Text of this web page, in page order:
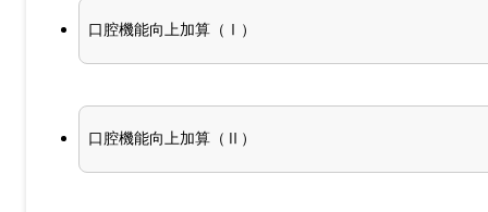
口腔機能向上加算（Ⅰ）
口腔機能向上加算（Ⅱ）